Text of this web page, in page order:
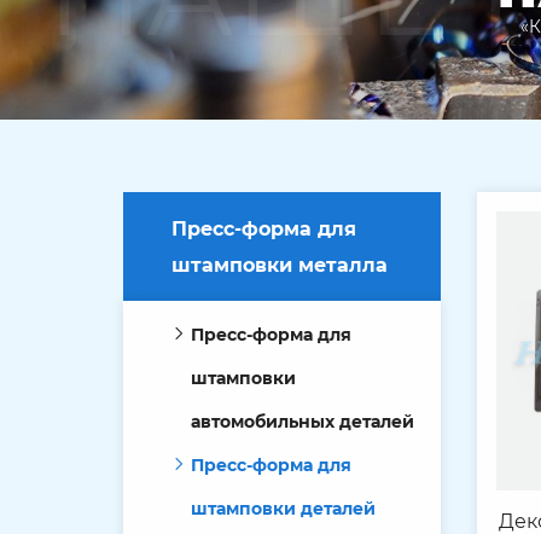
Пресс-форма для
штамповки металла
Пресс-форма для
штамповки
автомобильных деталей
Пресс-форма для
штамповки деталей